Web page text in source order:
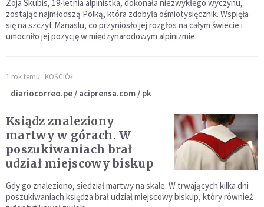
Zoja Skubis, 19-letnia alpinistka, dokonała niezwykłego wyczynu,
zostając najmłodszą Polką, która zdobyła ośmiotysięcznik. Wspięła
się na szczyt Manaslu, co przyniosło jej rozgłos na całym świecie i
umocniło jej pozycję w międzynarodowym alpinizmie.
1 rok temu KOŚCIÓŁ
diariocorreo.pe / aciprensa.com / pk
Ksiądz znaleziony
martwy w górach. W
poszukiwaniach brał
udział miejscowy biskup
Gdy go znaleziono, siedział martwy na skale. W trwających kilka dni
poszukiwaniach księdza brał udział miejscowy biskup, który również